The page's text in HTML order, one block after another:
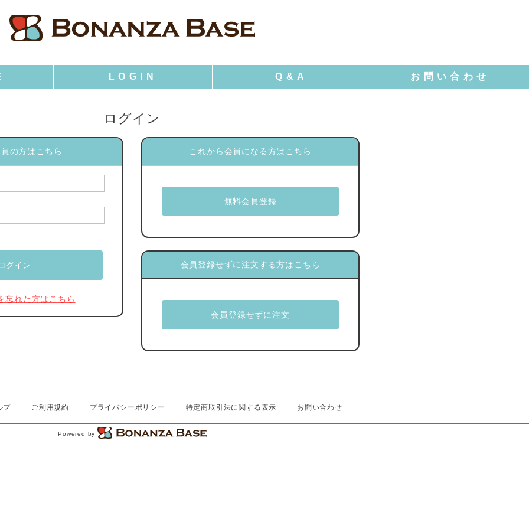
ログイン
の方はこちら
忘れた方はこちら
これから会員になる方はこちら
会員登録せずに注文する方はこちら
プ ご利用規約 プライバシーポリシー 特定商取引法に関する表示 お問い合わせ
Powered by